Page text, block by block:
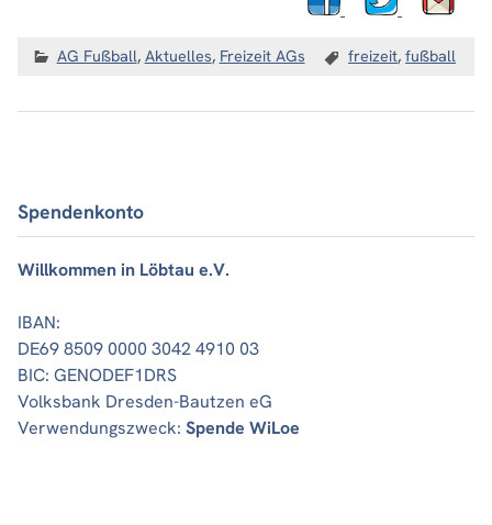
AG Fußball, Aktuelles, Freizeit AGs freizeit,fußball
Spendenkonto
Willkommen in Löbtau e.V.
IBAN:
DE69 8509 0000 3042 4910 03
BIC: GENODEF1DRS
Volksbank Dresden-Bautzen eG
Verwendungszweck: Spende WiLoe